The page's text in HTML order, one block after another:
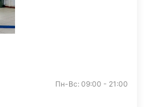
Пн-Вс: 09:00 - 21:00